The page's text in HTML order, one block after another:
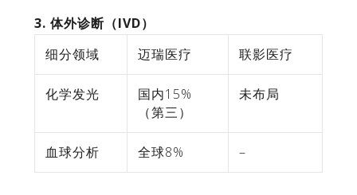
3. 体外诊断（IVD）
细分领域
迈瑞医疗 联影医疗
化学发光
国内15%
（第三）
未布局
血球分析 全球8% –